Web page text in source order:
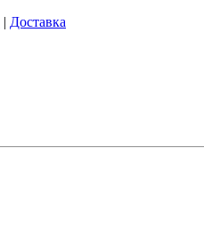
| Доставка